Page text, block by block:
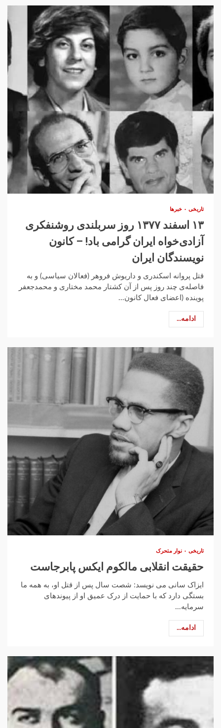
تاریخی خبرها
۱۳ اسفند ۱۳۷۷ روز سربلندی روشنفکری
آزادی‌خواه ایران گرامی باد! – کانون
نویسندگان ایران
‌قتل پروانه اسکندری و داریوش فروهر (فعالان سیاسی) و به
فاصله‌ی چند روز پس از آن کشتار محمد مختاری و محمدجعفر
پوینده (اعضای فعال کانون...
ادامه...
تاریخی نوار متحرک
حقیقت انقلابی مالکوم ایکس پابرجاست
ایزاک سانی می نویسد: شصت سال پس از قتل او، به همه ما
بستگی دارد که با حمایت از درک عمیق او از پیوندهای
سرمایه...
ادامه...